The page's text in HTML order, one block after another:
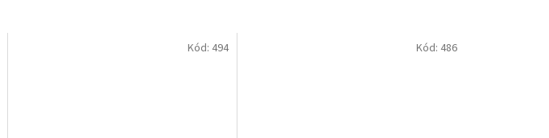
Kód: 494 Kód: 486